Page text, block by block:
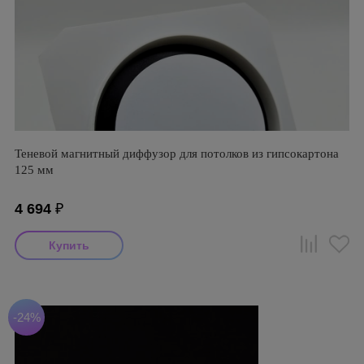
Теневой магнитный диффузор для потолков из гипсокартона
125 мм
4 694 ₽
-24%